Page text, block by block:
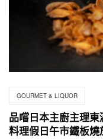
GOURMET & LIQUOR
品嚐日本主廚主理
料理假日午市鐵板燒